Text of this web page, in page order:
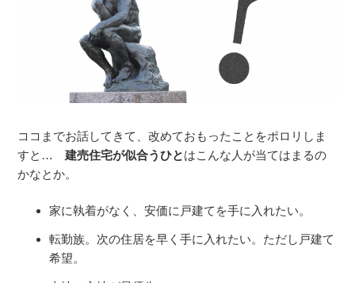
ココまでお話してきて、改めておもったことをポロリしま
すと…建売住宅が似合うひとはこんな人が当てはまるの
かなとか。
家に執着がなく、安価に戸建てを手に入れたい。
転勤族。次の住居を早く手に入れたい。ただし戸建て
希望。